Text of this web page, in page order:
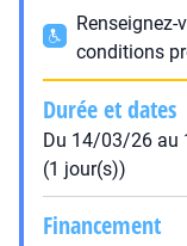
conditions
Durée et dates
Du 14/03/26 au
(1 jour(s))
Financement